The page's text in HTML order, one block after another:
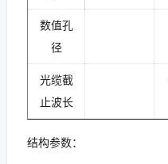
数值孔
径
光缆截
止波长
结构参数：